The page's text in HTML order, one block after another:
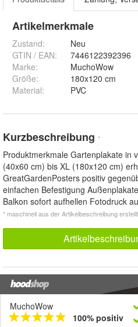
Artikelmerkmale
Zustand:
Neu
GTIN / EAN:
7446122392396
Marke:
MuchoWow
Größe:
180x120 cm
Material: PVC
Kurzbeschreibung *
Produktmerkmale Gartenplakate in
(40x60 cm) bis XL (180x120 cm)
GreatGardenPosters positiv
einfachen Befestigung
Balkon sofort aufhellen Fotodruck
* maschinell aus der Artikelbeschreibung erstellt
MuchoWow
100% positiv